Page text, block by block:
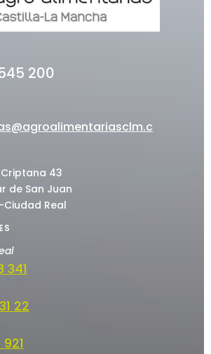
200
43
de San Juan
Ciudad Real
341
22